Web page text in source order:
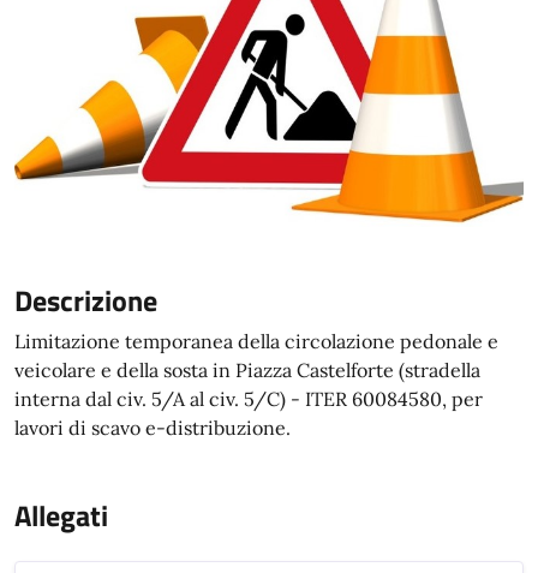
Descrizione
Limitazione temporanea della circolazione pedonale e
veicolare e della sosta in Piazza Castelforte (stradella
interna dal civ. 5/A al civ. 5/C) - ITER 60084580, per
lavori di scavo e-distribuzione.
Allegati